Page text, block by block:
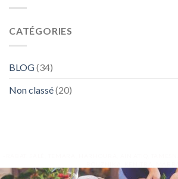
CATÉGORIES
BLOG(34)
Non classé(20)